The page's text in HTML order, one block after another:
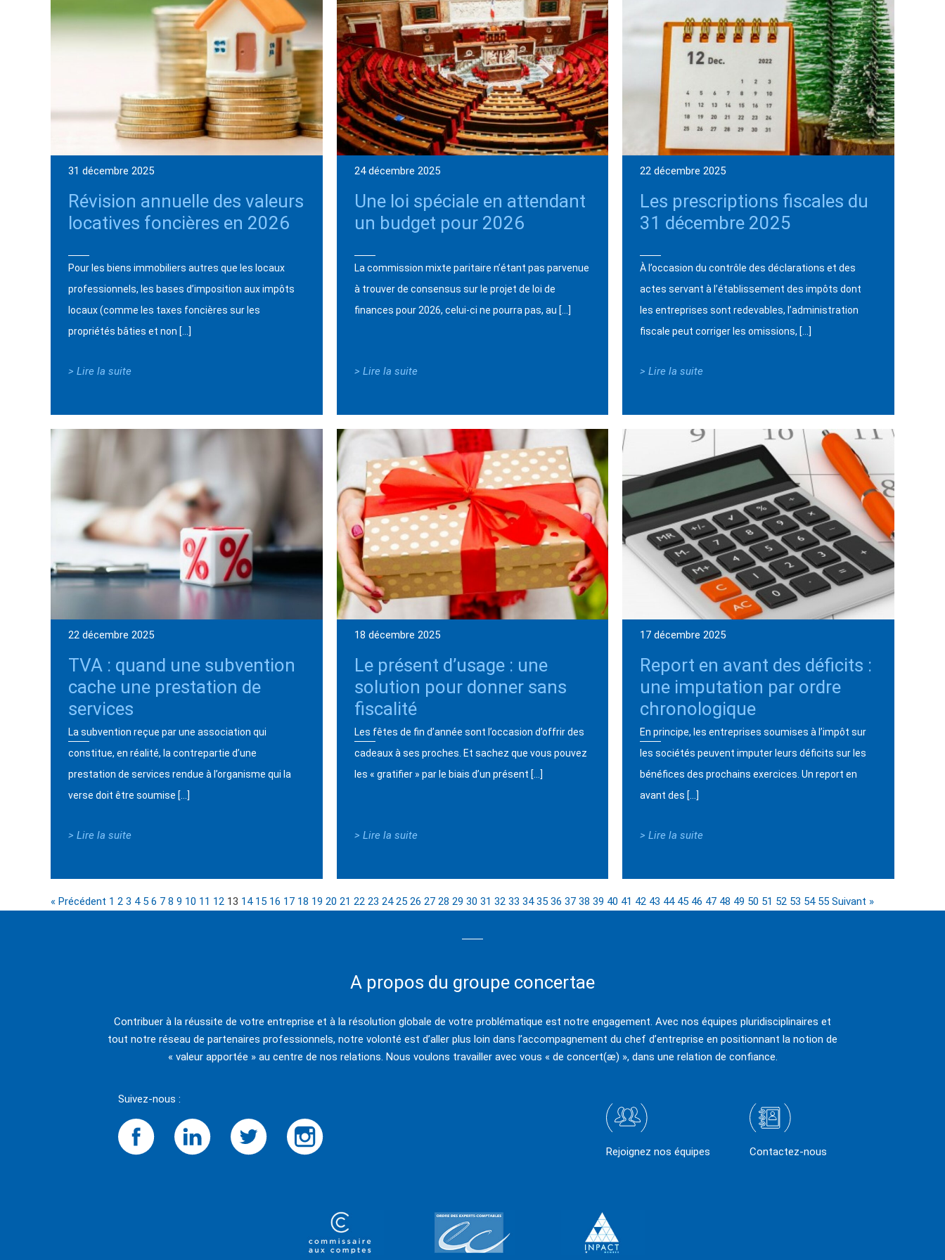
31 décembre 2025
Révision annuelle des valeurs
locatives foncières en 2026
Pour les biens immobiliers autres que les locaux
professionnels, les bases d’imposition aux impôts
locaux (comme les taxes foncières sur les
propriétés bâties et non […]
> Lire la suite
24 décembre 2025
Une loi spéciale en attendant
un budget pour 2026
La commission mixte paritaire n’étant pas parvenue
à trouver de consensus sur le projet de loi de
finances pour 2026, celui-ci ne pourra pas, au […]
> Lire la suite
22 décembre 2025
Les prescriptions fiscales du
31 décembre 2025
À l’occasion du contrôle des déclarations et des
actes servant à l’établissement des impôts dont
les entreprises sont redevables, l’administration
fiscale peut corriger les omissions, […]
> Lire la suite
22 décembre 2025
TVA : quand une subvention
cache une prestation de
services
La subvention reçue par une association qui
constitue, en réalité, la contrepartie d’une
prestation de services rendue à l’organisme qui la
verse doit être soumise […]
> Lire la suite
18 décembre 2025
Le présent d’usage : une
solution pour donner sans
fiscalité
Les fêtes de fin d’année sont l’occasion d’offrir des
cadeaux à ses proches. Et sachez que vous pouvez
les « gratifier » par le biais d’un présent […]
> Lire la suite
17 décembre 2025
Report en avant des déficits :
une imputation par ordre
chronologique
En principe, les entreprises soumises à l’impôt sur
les sociétés peuvent imputer leurs déficits sur les
bénéfices des prochains exercices. Un report en
avant des […]
> Lire la suite
« Précédent 1 2 3 4 5 6 7 8 9 10 11 12 13 14 15 16 17 18 19 20 21 22 23 24 25 26 27 28 29 30 31 32 33 34 35 36 37 38 39 40 41 42 43 44 45 46 47 48 49 50 51 52 53 54 55 Suivant »
A propos du groupe concertae
Contribuer à la réussite de votre entreprise et à la résolution globale de votre problématique est notre engagement. Avec nos équipes pluridisciplinaires et
tout notre réseau de partenaires professionnels, notre volonté est d’aller plus loin dans l’accompagnement du chef d’entreprise en positionnant la notion de
« valeur apportée » au centre de nos relations. Nous voulons travailler avec vous « de concert(æ) », dans une relation de confiance.
Suivez-nous :
Rejoignez nos équipes Contactez-nous